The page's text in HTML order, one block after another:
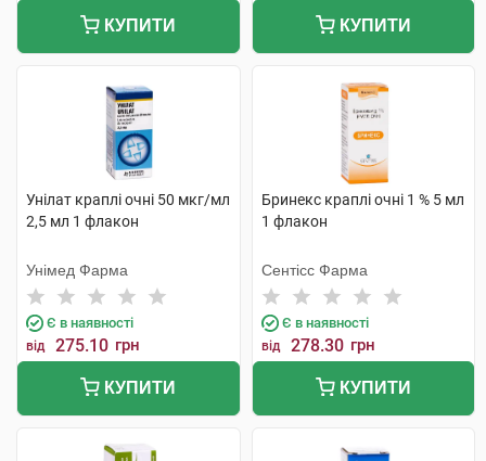
КУПИТИ КУПИТИ
Унілат краплі очні 50 мкг/мл
2,5 мл 1 флакон
Унімед Фарма
Є в наявності
від 275.10 грн
КУПИТИ
Бринекс краплі очні 1 % 5 мл
1 флакон
Сентісс Фарма
Є в наявності
від 278.30 грн
КУПИТИ